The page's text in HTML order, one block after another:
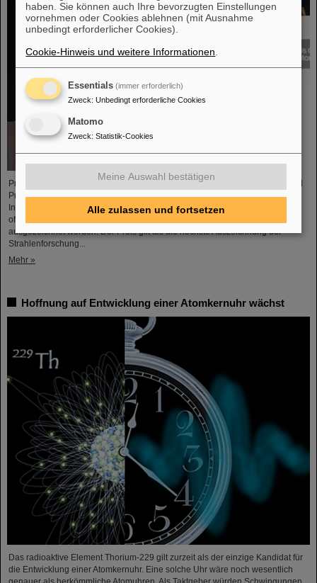
Professor Marco Durante, Leiter der GSI-Forschungsabteilung Biophysik und
Professor am Fachbereich Physik der TU Darmstadt, ist von der
Internationalen Gesellschaft zur Strahlenforschung (International Association
of Radiation Research, IARR) mit dem renommierten Henry-Kaplan-Preis
ausgezeichnet worden. Der Preis gilt als die höchste Auszeichnung der
Strahlenforschung...
Mehr »
Hoffnung auf Entwicklung einer Atomkernuhr wächst
Das radioaktive Element Thorium-229 gilt zurzeit als der einzige Kandidat für
die Entwicklung einer Atomkernuhr. Eine solche Uhr wäre noch wesentlich
haben. Sie können auch Ihre bevorzugten Einstellungen
vornehmen oder Cookies ablehnen (mit Ausnahme
unbedingt erforderlicher Cookies).
Cookie-Hinweis und weitere Informationen
Essentials (immer erforderlich)
Zweck: Unbedingt erforderliche Cookies
Matomo
Zweck: Statistik-Cookies
Meine Auswahl bestätigen
Alle zulassen und fortsetzen